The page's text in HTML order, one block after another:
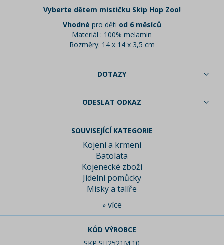
Vyberte dětem mističku Skip Hop Zoo!
Vhodné pro děti od 6 měsíců
Materiál : 100% melamin
Rozměry: 14 x 14 x 3,5 cm
DOTAZY
ODESLAT ODKAZ
SOUVISEJÍCÍ KATEGORIE
Kojení a krmení
Batolata
Kojenecké zboží
Jídelní pomůcky
Misky a talíře
» více
KÓD VÝROBCE